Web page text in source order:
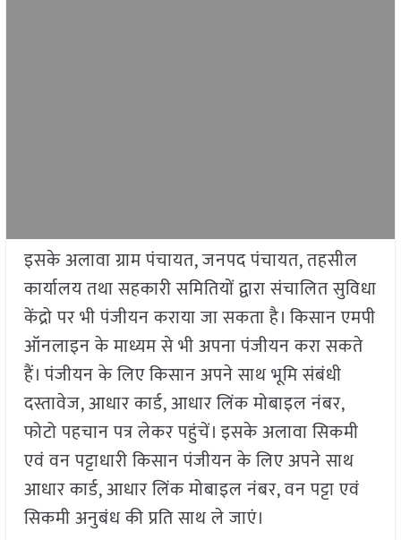
इसके अलावा ग्राम पंचायत, जनपद पंचायत, तहसील
कार्यालय तथा सहकारी समितियों द्वारा संचालित सुविधा
केंद्रो पर भी पंजीयन कराया जा सकता है। किसान एमपी
ऑनलाइन के माध्यम से भी अपना पंजीयन करा सकते
हैं। पंजीयन के लिए किसान अपने साथ भूमि संबंधी
दस्तावेज, आधार कार्ड, आधार लिंक मोबाइल नंबर,
फोटो पहचान पत्र लेकर पहुंचें। इसके अलावा सिकमी
एवं वन पट्टाधारी किसान पंजीयन के लिए अपने साथ
आधार कार्ड, आधार लिंक मोबाइल नंबर, वन पट्टा एवं
सिकमी अनुबंध की प्रति साथ ले जाएं।